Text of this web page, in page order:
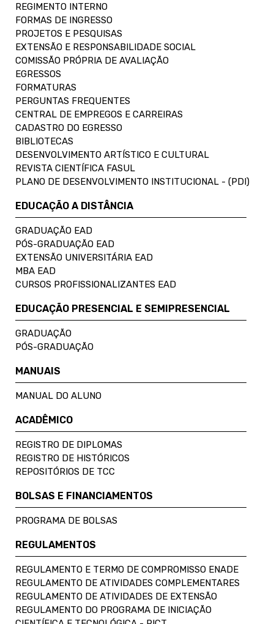
REGIMENTO INTERNO
FORMAS DE INGRESSO
PROJETOS E PESQUISAS
EXTENSÃO E RESPONSABILIDADE SOCIAL
COMISSÃO PRÓPRIA DE AVALIAÇÃO
EGRESSOS
FORMATURAS
PERGUNTAS FREQUENTES
CENTRAL DE EMPREGOS E CARREIRAS
CADASTRO DO EGRESSO
BIBLIOTECAS
DESENVOLVIMENTO ARTÍSTICO E CULTURAL
REVISTA CIENTÍFICA FASUL
PLANO DE DESENVOLVIMENTO INSTITUCIONAL - (PDI)
EDUCAÇÃO A DISTÂNCIA
GRADUAÇÃO EAD
PÓS-GRADUAÇÃO EAD
EXTENSÃO UNIVERSITÁRIA EAD
MBA EAD
CURSOS PROFISSIONALIZANTES EAD
EDUCAÇÃO PRESENCIAL E SEMIPRESENCIAL
GRADUAÇÃO
PÓS-GRADUAÇÃO
MANUAIS
MANUAL DO ALUNO
ACADÊMICO
REGISTRO DE DIPLOMAS
REGISTRO DE HISTÓRICOS
REPOSITÓRIOS DE TCC
BOLSAS E FINANCIAMENTOS
PROGRAMA DE BOLSAS
REGULAMENTOS
REGULAMENTO E TERMO DE COMPROMISSO ENADE
REGULAMENTO DE ATIVIDADES COMPLEMENTARES
REGULAMENTO DE ATIVIDADES DE EXTENSÃO
REGULAMENTO DO PROGRAMA DE INICIAÇÃO